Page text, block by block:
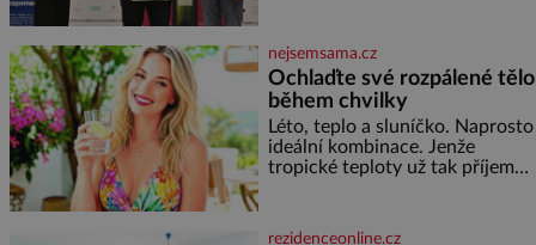
nejsemsama.cz
Ochlaďte své rozpálené tělo
během chvilky
Léto, teplo a sluníčko. Naprosto
ideální kombinace. Jenže
tropické teploty už tak příjemné
dyž se nám tropy zaryjí pod
rezidenceonline.cz